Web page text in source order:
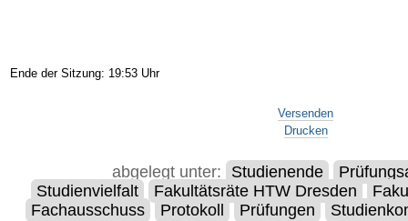
Ende der Sitzung: 19:53 Uhr
Versenden
Drucken
abgelegt unter: Studienende
Studienvielfalt
Fakultätsräte HTW Dresden
Fachausschuss
Protokoll Prüfungen